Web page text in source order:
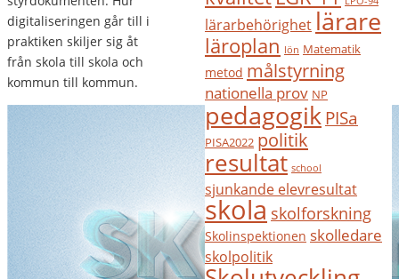
digitaliseringen går till i
praktiken skiljer sig åt
från skola till skola och
kommun till kommun.
lärarbehörighet lärare
läroplan lön Matematik
metod målstyrning
nationella prov NP
pedagogikPISa
PISA2022 politik
resultat school
sjunkande elevresultat
skola skolforskning
Skolinspektionen skolledare
skolpolitik